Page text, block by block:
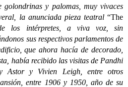
golondrinas y palomas, muy vivaces
la anunciada pieza teatral “The
los intérpretes, a viva voz, sin
sus respectivos parlamentos de
que ahora hacía de decorado,
había recibido las visitas de Pandhi
Astor y Vivien Leigh, entre otros
entre 1906 y 1950, año de su